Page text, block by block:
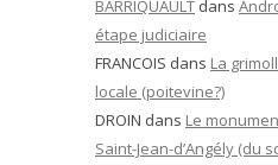
BARRIQUAULT dans
étape judiciaire
FRANCOIS dans La
locale (poitevine?)
DROIN dans Le
Saint-Jean-d’Angély (du